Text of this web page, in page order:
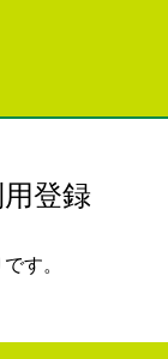
登録
す。